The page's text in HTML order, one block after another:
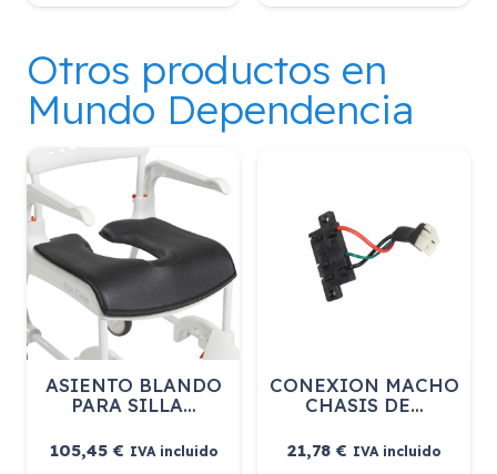
Otros productos en
Mundo Dependencia
ASIENTO BLANDO
PARA SILLA…
105,45€ IVA incluido
CONEXION MACHO
CHASIS DE…
21,78€ IVA incluido